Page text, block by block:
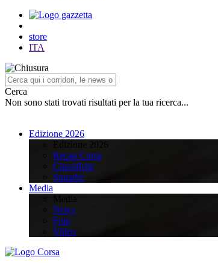
store
ITA
Cerca
Non sono stati trovati risultati per la tua ricerca...
Edizione 2026
Recap Corsa
Classifiche
Squadre
Media
News
Foto
Video